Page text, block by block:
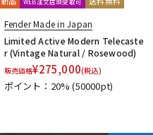
Fender Made in Japan
Limited Active Modern Telecaste
r (Vintage Natural / Rosewood)
販売価格¥275,000(税込)
ポイント：20%(50000pt)